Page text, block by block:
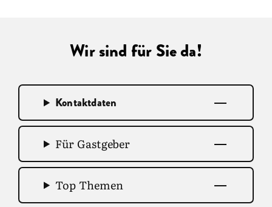
Wir sind für Sie da!
Kontaktdaten
Für Gastgeber
Top Themen